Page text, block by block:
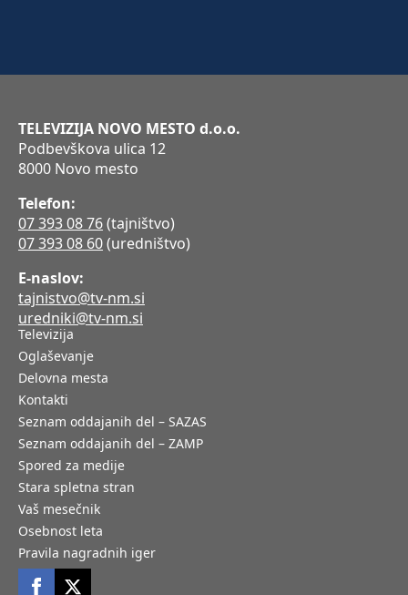
TELEVIZIJA NOVO MESTO d.o.o.
Podbevškova ulica 12
8000 Novo mesto
Telefon:
07 393 08 76(tajništvo)
07 393 08 60(uredništvo)
E-naslov:
tajnistvo@tv-nm.si
uredniki@tv-nm.si
Televizija
Oglaševanje
Delovna mesta
Kontakti
Seznam oddajanih del – SAZAS
Seznam oddajanih del – ZAMP
Spored za medije
Stara spletna stran
Vaš mesečnik
Osebnost leta
Pravila nagradnih iger